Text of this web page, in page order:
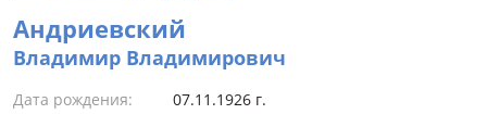
Андриевский
Владимир Владимирович
Дата рождения: 07.11.1926 г.